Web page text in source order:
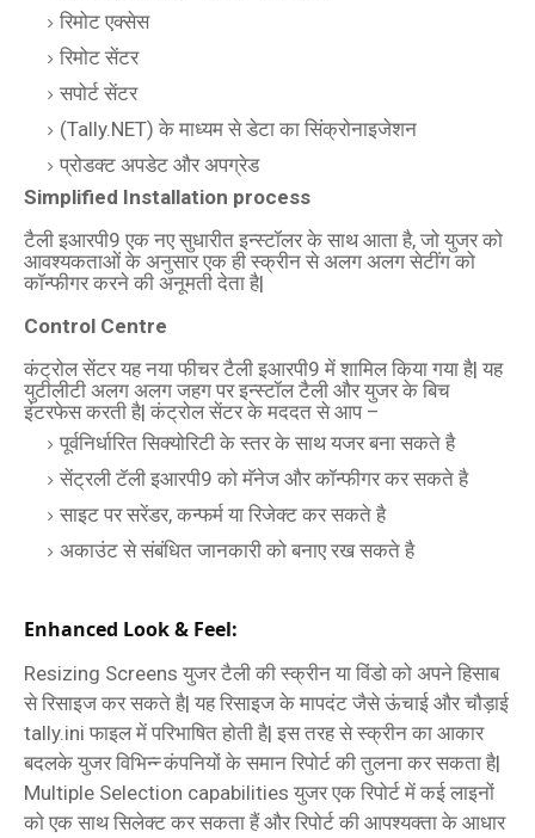
रिमोट एक्सेस
रिमोट सेंटर
सपोर्ट सेंटर
(Tally.NET) के माध्यम से डेटा का सिंक्रोनाइजेशन
प्रोडक्‍ट अपडेट और अपग्रेड
Simplified Installation process
टैली इआरपी9 एक नए सुधारीत इन्‍स्‍टॉलर के साथ आता है, जो युजर को
आवश्यकताओं के अनुसार एक ही स्‍क्रीन से अलग अलग सेटींग को
कॉन्‍फीगर करने की अनूमती देता है|
Control Centre
कंट्रोल सेंटर यह नया फीचर टैली इआरपी9 में शामिल किया गया है| यह
युटीलीटी अलग अलग जहग पर इन्‍स्‍टॉल टैली और युजर के बिच
इंटरफेस करती है| कंट्रोल सेंटर के मददत से आप –
पूर्वनिर्धारित सिक्योरिटी के स्तर के साथ यजर बना सकते है
सेंट्रली टॅली इआरपी9 को मॅनेज और कॉन्‍फीगर कर सकते है
साइट पर सरेंडर, कन्फर्म या रिजेक्‍ट कर सकते है
अकाउंट से संबंधित जानकारी को बनाए रख सकते है
Enhanced Look & Feel:
Resizing Screens युजर टैली की स्‍क्रीन या विंडो को अपने हिसाब
से रिसाइज कर सकते है| यह रिसाइज के मापदंट जैसे ऊंचाई और चौड़ाई
tally.ini फाइल में परिभाषित होती है| इस तरह से स्‍क्रीन का आकार
बदलके युजर विभिन्‍न्‍ कंपनियों के समान रिपोर्ट की तुलना कर सकता है|
Multiple Selection capabilities युजर एक रिपोर्ट में कई लाइनों
को एक साथ सिलेक्‍ट कर सकता हैं और रिपोर्ट की आपश्‍यक्‍ता के आधार